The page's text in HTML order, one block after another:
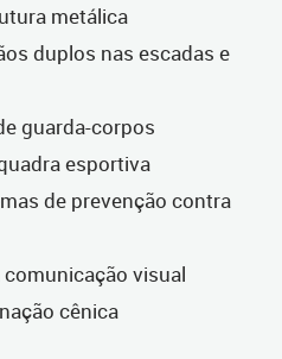
metálica
duplos nas escadas e
guarda-corpos
esportiva
de prevenção contra
visual
cênica